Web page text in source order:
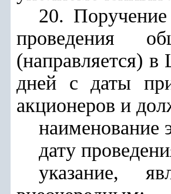
20.
проведения
(направляется) в
дней с даты
акционеров и
наименование
дату
указание,